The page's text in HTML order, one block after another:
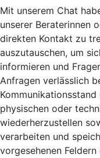
Mit unserem Chat
unserer Beraterinnen
direkten Kontakt zu
auszutauschen, um
informieren und
Anfragen verlässlich
physischen oder
wiederherzustellen
verarbeiten und
vorgesehenen